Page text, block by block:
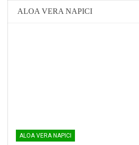
ALOA VERA NAPICI
ALOA VERA NAPICI